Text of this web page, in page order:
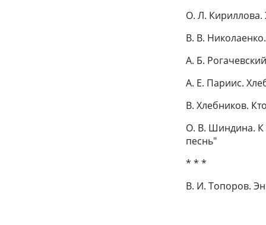
О. Л.
B. В.
А. Б.
A. Е. Париис.
B. Хлебников.
О. В. Шиндина. К
песнь"
* * *
В. И. Топоров.